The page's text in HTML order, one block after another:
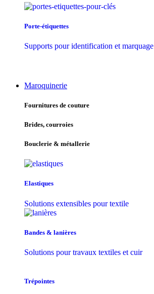
Porte-étiquettes
Supports pour identification et marquage
Maroquinerie
Fournitures de couture
Brides, courroies
Bouclerie & métallerie
Elastiques
Solutions extensibles pour textile
Bandes & lanières
Solutions pour travaux textiles et cuir
Trépointes